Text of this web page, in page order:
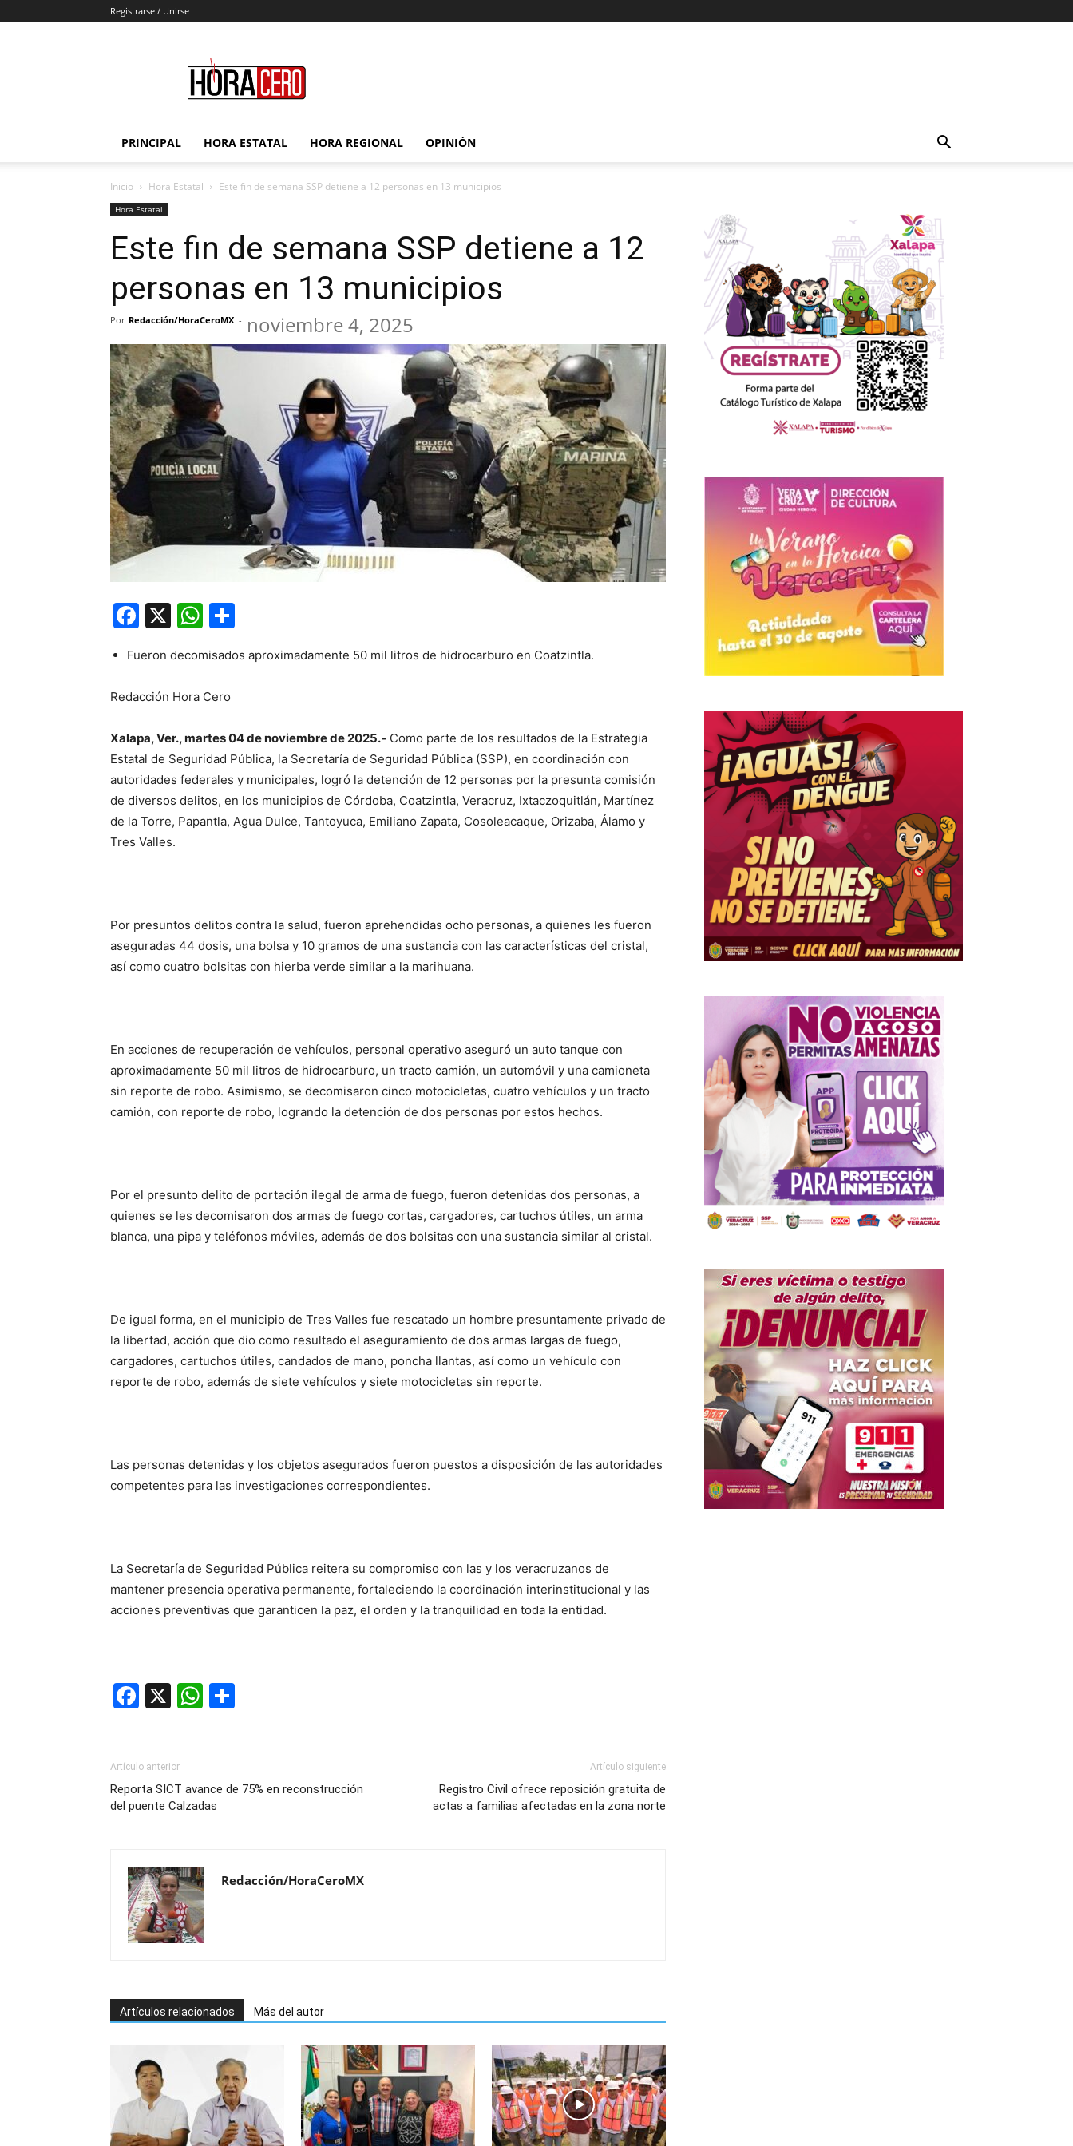
Registrarse / Unirse
Cero
PRINCIPAL HORA ESTATAL HORA REGIONAL OPINIÓN
Inicio Hora Estatal Este fin de semana SSP detiene a 12 personas en 13 municipios
Hora Estatal
Este fin de semana SSP detiene a 12
personas en 13 municipios
Por Redacción/HoraCeroMX - noviembre 4, 2025
Facebook
X WhatsApp
Fueron decomisados aproximadamente 50 mil litros de hidrocarburo en Coatzintla.
Redacción Hora Cero
Xalapa, Ver., martes 04 de noviembre de 2025.- Como parte de los resultados de la Estrategia
Estatal de Seguridad Pública, la Secretaría de Seguridad Pública (SSP), en coordinación con
autoridades federales y municipales, logró la detención de 12 personas por la presunta comisión
de diversos delitos, en los municipios de Córdoba, Coatzintla, Veracruz, Ixtaczoquitlán, Martínez
de la Torre, Papantla, Agua Dulce, Tantoyuca, Emiliano Zapata, Cosoleacaque, Orizaba, Álamo y
Tres Valles.
Por presuntos delitos contra la salud, fueron aprehendidas ocho personas, a quienes les fueron
aseguradas 44 dosis, una bolsa y 10 gramos de una sustancia con las características del cristal,
así como cuatro bolsitas con hierba verde similar a la marihuana.
En acciones de recuperación de vehículos, personal operativo aseguró un auto tanque con
aproximadamente 50 mil litros de hidrocarburo, un tracto camión, un automóvil y una camioneta
sin reporte de robo. Asimismo, se decomisaron cinco motocicletas, cuatro vehículos y un tracto
camión, con reporte de robo, logrando la detención de dos personas por estos hechos.
Por el presunto delito de portación ilegal de arma de fuego, fueron detenidas dos personas, a
quienes se les decomisaron dos armas de fuego cortas, cargadores, cartuchos útiles, un arma
blanca, una pipa y teléfonos móviles, además de dos bolsitas con una sustancia similar al cristal.
De igual forma, en el municipio de Tres Valles fue rescatado un hombre presuntamente privado de
la libertad, acción que dio como resultado el aseguramiento de dos armas largas de fuego,
cargadores, cartuchos útiles, candados de mano, poncha llantas, así como un vehículo con
reporte de robo, además de siete vehículos y siete motocicletas sin reporte.
Las personas detenidas y los objetos asegurados fueron puestos a disposición de las autoridades
competentes para las investigaciones correspondientes.
La Secretaría de Seguridad Pública reitera su compromiso con las y los veracruzanos de
mantener presencia operativa permanente, fortaleciendo la coordinación interinstitucional y las
acciones preventivas que garanticen la paz, el orden y la tranquilidad en toda la entidad.
Facebook
X WhatsApp
Artículo anterior
Reporta SICT avance de 75% en reconstrucción
del puente Calzadas
Artículo siguiente
Registro Civil ofrece reposición gratuita de
actas a familias afectadas en la zona norte
Redacción/HoraCeroMX
Artículos relacionados Más del autor